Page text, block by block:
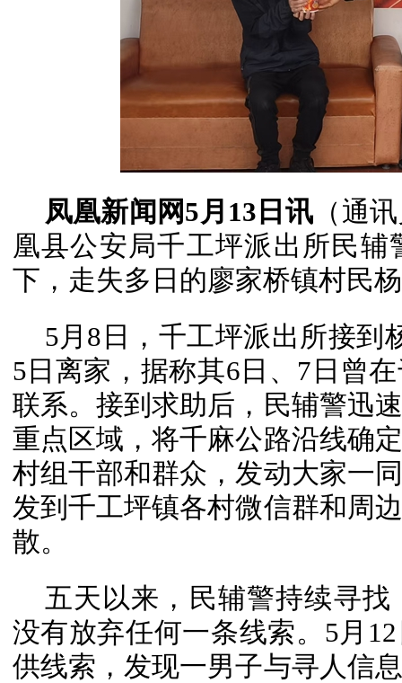
凤凰新闻网5月13日讯 （通
凰县公安局千工坪派出所民
下，走失多日的廖家桥镇村民
5月8日，千工坪派出所接到
5日离家，据称其6日、7日曾
联系。接到求助后，民辅警迅
重点区域，将千麻公路沿线确
村组干部和群众，发动大家一
发到千工坪镇各村微信群和周
散。
五天以来，民辅警持续寻
没有放弃任何一条线索。5月
供线索，发现一男子与寻人信